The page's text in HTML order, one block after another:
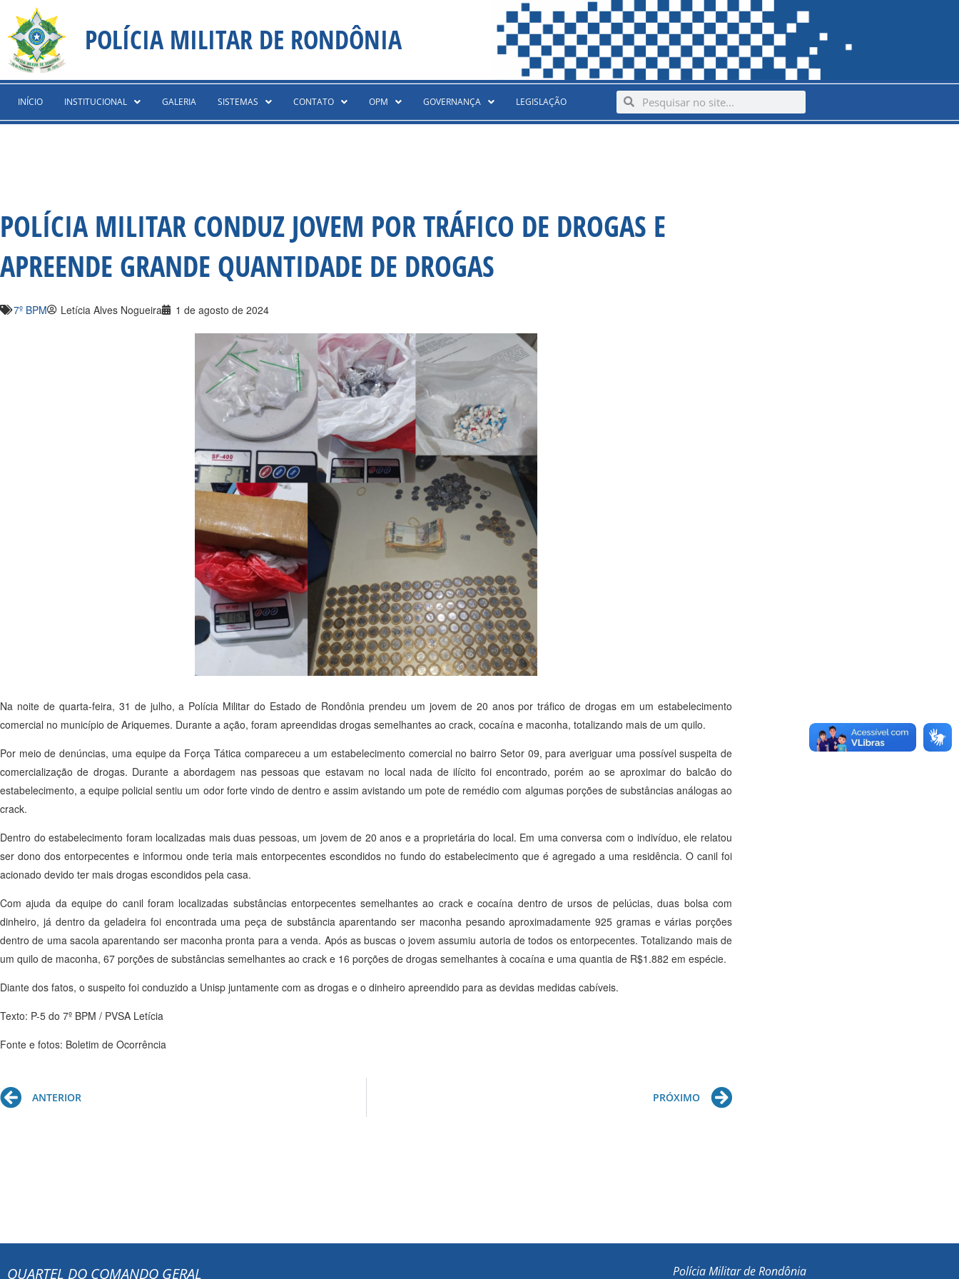
content
para
conteúdo
POLÍCIA MILITAR DE RONDÔNIA
INÍCIO INSTITUCIONAL GALERIA SISTEMAS CONTATO OPM GOVERNANÇA LEGISLAÇÃO SearchSearch
POLÍCIA MILITAR CONDUZ JOVEM POR TRÁFICO DE DROGAS E
APREENDE GRANDE QUANTIDADE DE DROGAS
7º BPM Letícia Alves Nogueira 1 de agosto de 2024
Na noite de quarta-feira, 31 de julho, a Polícia Militar do Estado de Rondônia prendeu um jovem de 20 anos por tráfico de drogas em um estabelecimento
comercial no município de Ariquemes. Durante a ação, foram apreendidas drogas semelhantes ao crack, cocaína e maconha, totalizando mais de um quilo.
Por meio de denúncias, uma equipe da Força Tática compareceu a um estabelecimento comercial no bairro Setor 09, para averiguar uma possível suspeita de
comercialização de drogas. Durante a abordagem nas pessoas que estavam no local nada de ilícito foi encontrado, porém ao se aproximar do balcão do
estabelecimento, a equipe policial sentiu um odor forte vindo de dentro e assim avistando um pote de remédio com algumas porções de substâncias análogas ao
crack.
Dentro do estabelecimento foram localizadas mais duas pessoas, um jovem de 20 anos e a proprietária do local. Em uma conversa com o indivíduo, ele relatou
ser dono dos entorpecentes e informou onde teria mais entorpecentes escondidos no fundo do estabelecimento que é agregado a uma residência. O canil foi
acionado devido ter mais drogas escondidos pela casa.
Com ajuda da equipe do canil foram localizadas substâncias entorpecentes semelhantes ao crack e cocaína dentro de ursos de pelúcias, duas bolsa com
dinheiro, já dentro da geladeira foi encontrada uma peça de substância aparentando ser maconha pesando aproximadamente 925 gramas e várias porções
dentro de uma sacola aparentando ser maconha pronta para a venda. Após as buscas o jovem assumiu autoria de todos os entorpecentes. Totalizando mais de
um quilo de maconha, 67 porções de substâncias semelhantes ao crack e 16 porções de drogas semelhantes à cocaína e uma quantia de R$1.882 em espécie.
Diante dos fatos, o suspeito foi conduzido a Unisp juntamente com as drogas e o dinheiro apreendido para as devidas medidas cabíveis.
Texto: P-5 do 7º BPM / PVSA Letícia
Fonte e fotos: Boletim de Ocorrência
Prev
ANTERIOR PRÓXIMO Next
QUARTEL DO COMANDO GERAL
Polícia Militar de Rondônia